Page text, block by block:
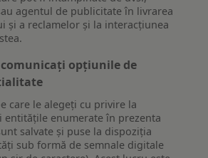
agentul de publicitate în livrarea
și a reclamelor și la interacțiunea
opțiunile de
care le alegeți cu privire la
entitățile enumerate în prezenta
salvate și puse la dispoziția
sub formă de semnale digitale